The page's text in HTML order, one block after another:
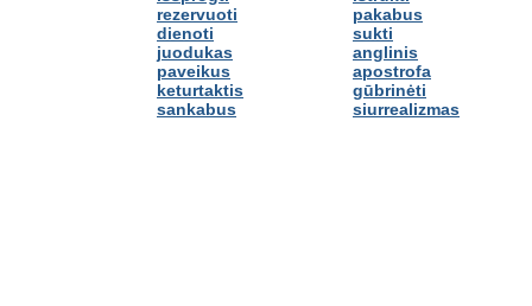
rezervuoti
dienoti
juodukas
paveikus
keturtaktis
sankabus
pakabus
sukti
anglinis
apostrofa
gūbrinėti
siurrealizmas